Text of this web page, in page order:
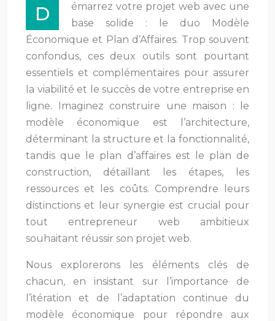
D
émarrez votre projet web avec une
base solide : le duo Modèle
Économique et Plan d’Affaires. Trop souvent
confondus, ces deux outils sont pourtant
essentiels et complémentaires pour assurer
la viabilité et le succès de votre entreprise en
ligne. Imaginez construire une maison : le
modèle économique est l’architecture,
déterminant la structure et la fonctionnalité,
tandis que le plan d’affaires est le plan de
construction, détaillant les étapes, les
ressources et les coûts. Comprendre leurs
distinctions et leur synergie est crucial pour
tout entrepreneur web ambitieux
souhaitant réussir son projet web.
Nous explorerons les éléments clés de
chacun, en insistant sur l’importance de
l’itération et de l’adaptation continue du
modèle économique pour répondre aux